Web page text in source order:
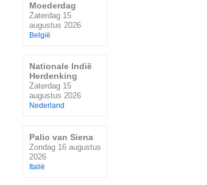
Moederdag
Zaterdag 15
augustus 2026
België
Nationale Indië
Herdenking
Zaterdag 15
augustus 2026
Nederland
Palio van Siena
Zondag 16 augustus
2026
Italië